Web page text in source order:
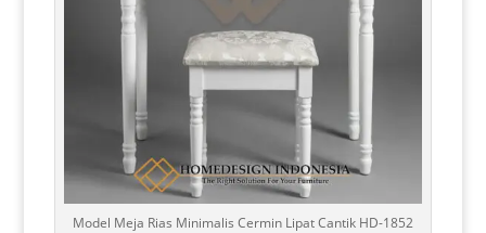
Model Meja Rias Minimalis Cermin Lipat Cantik HD-1852